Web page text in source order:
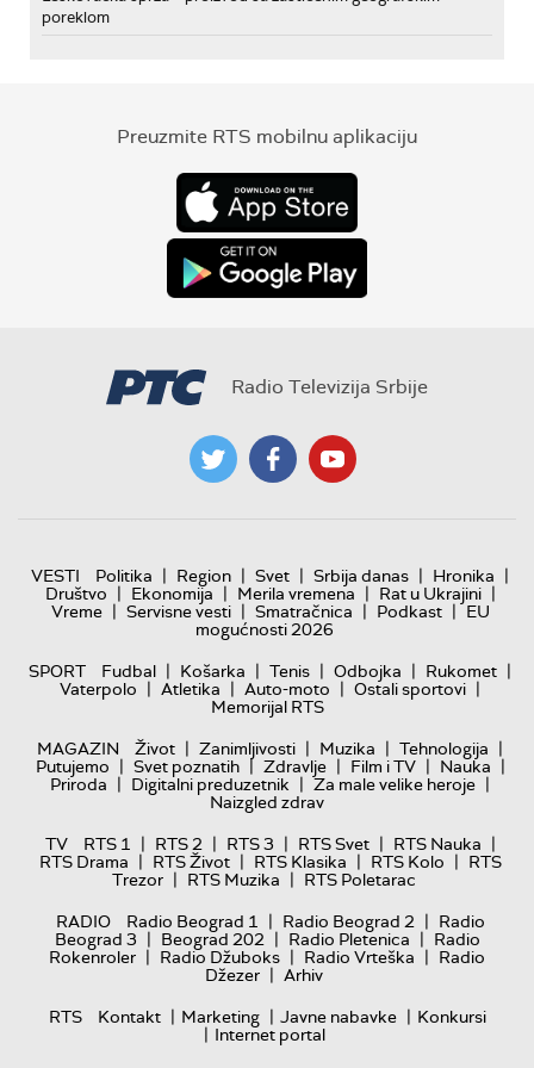
poreklom
Preuzmite RTS mobilnu aplikaciju
Radio Televizija Srbije
VESTI Politika | Region | Svet | Srbija danas | Hronika |
Društvo | Ekonomija | Merila vremena | Rat u Ukrajini |
Vreme | Servisne vesti | Smatračnica | Podkast | EU
mogućnosti 2026
SPORT
Fudbal | Košarka | Tenis | Odbojka | Rukomet |
Vaterpolo | Atletika | Auto-moto | Ostali sportovi |
Memorijal RTS
MAGAZIN
Život | Zanimljivosti | Muzika | Tehnologija |
Putujemo | Svet poznatih | Zdravlje | Film i TV | Nauka |
Priroda | Digitalni preduzetnik | Za male velike heroje |
Naizgled zdrav
TV
RTS 1 | RTS 2 | RTS 3 | RTS Svet | RTS Nauka |
RTS Drama | RTS Život | RTS Klasika | RTS Kolo | RTS
Trezor | RTS Muzika | RTS Poletarac
RADIO
Radio Beograd 1 | Radio Beograd 2 | Radio
Beograd 3 | Beograd 202 | Radio Pletenica | Radio
Rokenroler | Radio Džuboks | Radio Vrteška | Radio
Džezer | Arhiv
RTS
Kontakt | Marketing | Javne nabavke | Konkursi
| Internet portal